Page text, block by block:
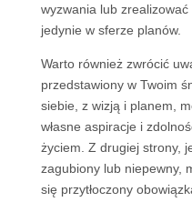
wyzwania lub
jedynie w sferze planów.
Warto również zwrócić
przedstawiony w Twoim
siebie, z wizją i planem,
własne aspiracje i
życiem. Z drugiej strony,
zagubiony lub niepewny,
się przytłoczony